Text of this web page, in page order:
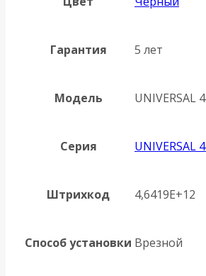
Гарантия 5 лет
Модель UNIVERSAL
Серия UNIVERSAL
Штрихкод 4,6419E+12
Способ установки Врезной